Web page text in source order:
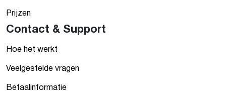
Prijzen
Contact & Support
Hoe het werkt
Veelgestelde vragen
Betaalinformatie